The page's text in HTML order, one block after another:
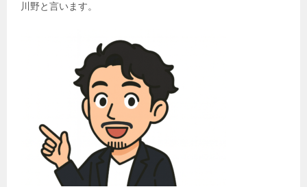
川野と言います。